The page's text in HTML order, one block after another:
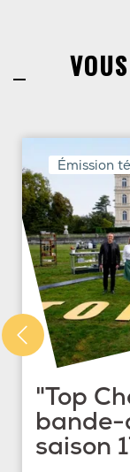
Émission
"Top
bande-
saison